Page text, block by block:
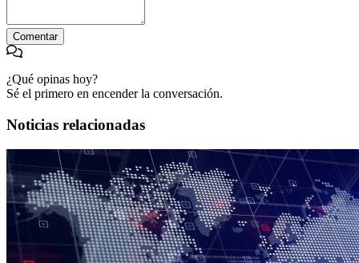
Comentar
¿Qué opinas hoy?
Sé el primero en encender la conversación.
Noticias relacionadas